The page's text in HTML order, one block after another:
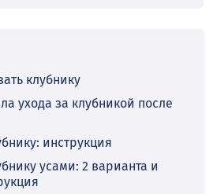
клубнику
ухода за клубникой после
инструкция
усами: 2 варианта и